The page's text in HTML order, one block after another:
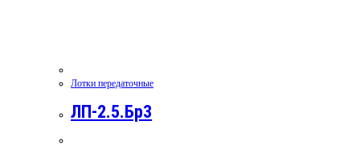
Лотки передаточные
ЛП-2.5.Бр3